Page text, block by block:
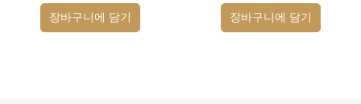
장바구니에 담기 장바구니에 담기